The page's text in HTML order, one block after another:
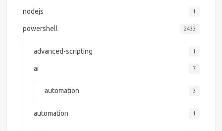
nodejs 1
powershell 2433
advanced-scripting 1
ai 7
automation 3
automation 1